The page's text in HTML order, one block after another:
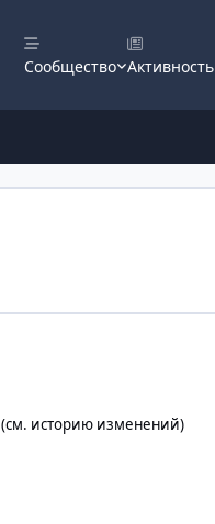
Сообщество Активность
(см. историю изменений)